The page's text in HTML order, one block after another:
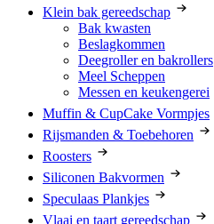
Klein bak gereedschap
Bak kwasten
Beslagkommen
Deegroller en bakrollers
Meel Scheppen
Messen en keukengerei
Muffin & CupCake Vormpjes
Rijsmanden & Toebehoren
Roosters
Siliconen Bakvormen
Speculaas Plankjes
Vlaai en taart gereedschap